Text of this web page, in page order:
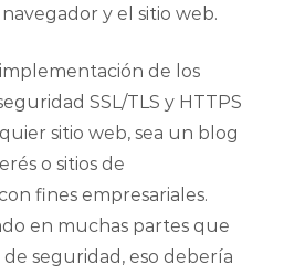
y el sitio web.
de los
SSL/TLS y HTTPS
sitio web, sea un blog
o sitios de
fines empresariales.
en muchas partes que
seguridad, eso debería